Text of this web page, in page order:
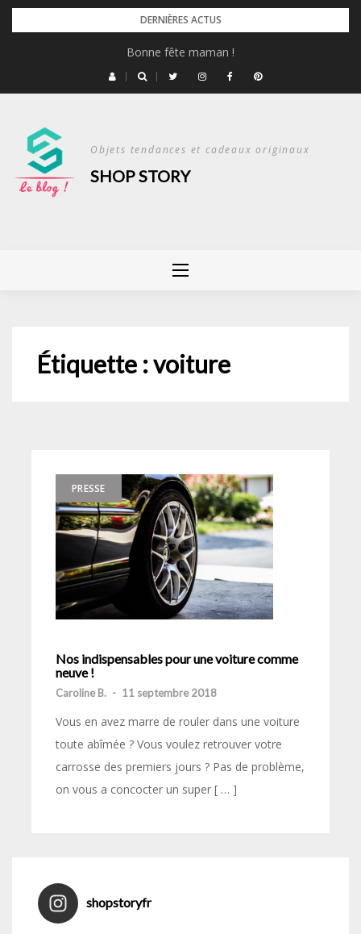
Skip
DERNIÈRES ACTUS
Bonne fête maman !
Objets tendances et cadeaux originaux
SHOP STORY
Étiquette :voiture
PRESSE
Nos indispensables pour une voiture comme
neuve !
Caroline B. - 11 septembre 2018
Vous en avez marre de rouler dans une voiture
toute abîmée ? Vous voulez retrouver votre
carrosse des premiers jours ? Pas de problème,
on vous a concocter un super [ … ]
shopstoryfr